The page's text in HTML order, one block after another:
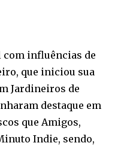
com influências de
que iniciou sua
Jardineiros de
destaque em
que Amigos,
Indie, sendo,